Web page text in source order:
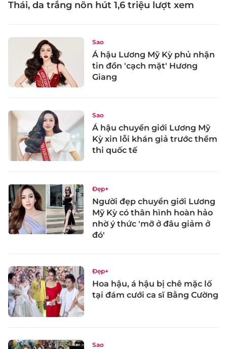
Thái, da trắng nõn hút 1,6 triệu lượt xem
Sao
Á hậu Lương Mỹ Kỳ phủ nhận
tin đồn 'cạch mặt' Hương
Giang
Sao
Á hậu chuyển giới Lương Mỹ
Kỳ xin lỗi khán giả trước thềm
thi quốc tế
Đẹp+
Người đẹp chuyển giới Lương
Mỹ Kỳ có thân hình hoàn hảo
nhờ ý thức 'mỡ ở đâu giảm ở
đó'
Đẹp+
Hoa hậu, á hậu bị chê mặc lố
tại đám cưới ca sĩ Bằng Cường
Sao